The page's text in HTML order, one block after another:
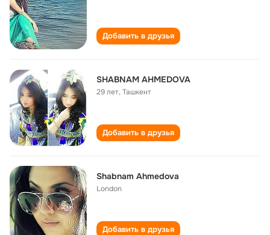
Добавить в друзья
SHABNAM AHMEDOVA
29 лет,Ташкент
Добавить в друзья
Shabnam Ahmedova
London
Добавить в друзья